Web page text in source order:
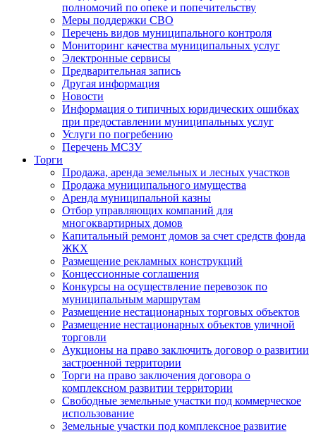
полномочий по опеке и попечительству
Меры поддержки СВО
Перечень видов муниципального контроля
Мониторинг качества муниципальных услуг
Электронные сервисы
Предварительная запись
Другая информация
Новости
Информация о типичных юридических ошибках
при предоставлении муниципальных услуг
Услуги по погребению
Перечень МСЗУ
Торги
Продажа, аренда земельных и лесных участков
Продажа муниципального имущества
Аренда муниципальной казны
Отбор управляющих компаний для
многоквартирных домов
Капитальный ремонт домов за счет средств фонда
ЖКХ
Размещение рекламных конструкций
Концессионные соглашения
Конкурсы на осуществление перевозок по
муниципальным маршрутам
Размещение нестационарных торговых объектов
Размещение нестационарных объектов уличной
торговли
Аукционы на право заключить договор о развитии
застроенной территории
Торги на право заключения договора о
комплексном развитии территории
Свободные земельные участки под коммерческое
использование
Земельные участки под комплексное развитие